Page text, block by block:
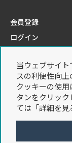
当ウェブサイ
スの利便性向上
クッキーの使
タンをクリッ
ては「詳細を見
会員登録
ログイン
このサイトについ
推奨環境
お問い合わせ
特定商取引法に基